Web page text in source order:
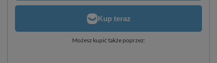
Możesz kupić także poprzez: